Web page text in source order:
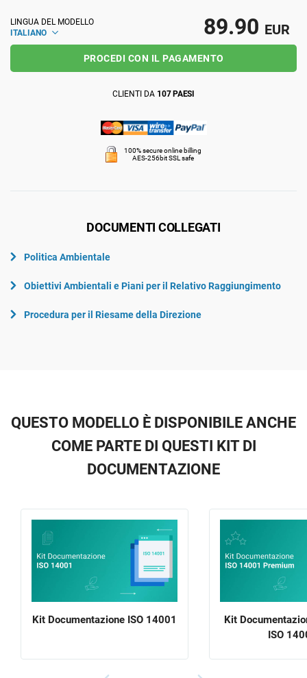
ISO 22301
Organizzazioni sanitarie
Dispositivi medici
LINGUA DEL MODELLO
ITALIANO
89.90 EUR
PROCEDI CON IL PAGAMENTO
CLIENTI DA 107 PAESI
100% secure online billing
AES-256bit SSL safe
DOCUMENTI COLLEGATI
Politica Ambientale
Obiettivi Ambientali e Piani per il Relativo Raggiungimento
Procedura per il Riesame della Direzione
QUESTO MODELLO È DISPONIBILE ANCHE
COME PARTE DI QUESTI KIT DI
DOCUMENTAZIONE
Kit Documentazione ISO 14001
Kit
ISO